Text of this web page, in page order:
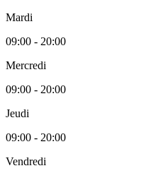
Mardi
09:00 - 20:00
Mercredi
09:00 - 20:00
Jeudi
09:00 - 20:00
Vendredi